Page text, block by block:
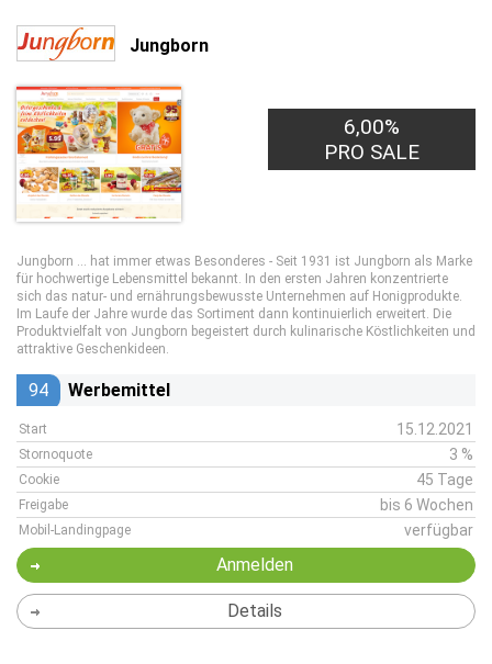
Jungborn
6,00%
PRO SALE
Jungborn ... hat immer etwas Besonderes - Seit 1931 ist Jungborn als Marke
für hochwertige Lebensmittel bekannt. In den ersten Jahren konzentrierte
sich das natur- und ernährungsbewusste Unternehmen auf Honigprodukte.
Im Laufe der Jahre wurde das Sortiment dann kontinuierlich erweitert. Die
Produktvielfalt von Jungborn begeistert durch kulinarische Köstlichkeiten und
attraktive Geschenkideen.
94 Werbemittel
Start 15.12.2021
Stornoquote 3 %
Cookie 45 Tage
Freigabe bis 6 Wochen
Mobil-Landingpage verfügbar
Anmelden
Details